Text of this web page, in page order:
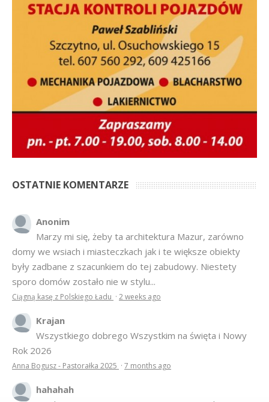
OSTATNIE KOMENTARZE
Anonim
Marzy mi się, żeby ta architektura Mazur, zarówno
domy we wsiach i miasteczkach jak i te większe obiekty
były zadbane z szacunkiem do tej zabudowy. Niestety
sporo domów zostało nie w stylu...
Ciągną kasę z Polskiego Ładu · 2 weeks ago
Krajan
Wszystkiego dobrego Wszystkim na święta i Nowy
Rok 2026
Anna Bogusz - Pastorałka 2025 · 7 months ago
hahahah